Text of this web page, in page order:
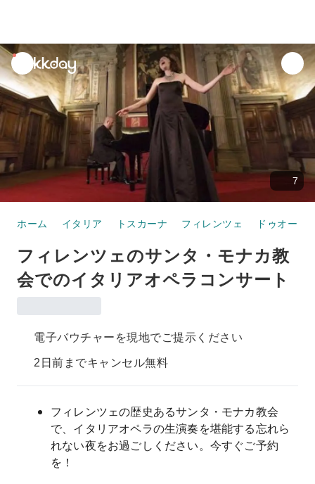
unread
notifications
7
ホーム イタリア トスカーナ フィレンツェ ドゥオーモ
フィレンツェのサンタ・モナカ教
会でのイタリアオペラコンサート
電子バウチャーを現地でご提示ください
2日前までキャンセル無料
フィレンツェの歴史あるサンタ・モナカ教会
で、イタリアオペラの生演奏を堪能する忘れら
れない夜をお過ごしください。今すぐご予約
を！